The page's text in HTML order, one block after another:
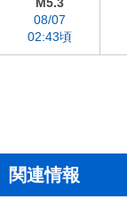
08/07
02:43頃
関連情報